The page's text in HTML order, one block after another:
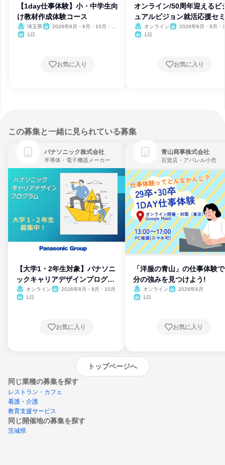
【1day仕事体験】小・中学生向
け教材作成体験コース
埼玉県
2026年8月・9月・10月・11
1日
お気に入り
オンライン/50周年迎えるビ
ュアルビジョン就活応援セ
ー
オンライン
2026年8月・9月・
1日
お気に入り
この募集と一緒に見られている募集
パナソニック株式会社
半導体・電子機器メーカー
【大学1・2年生対象】パナソニ
ックキャリアデザインプログラ
ム
オンライン
2026年8月・9月・10月
1日
お気に入り
青山商事株式会社
百貨店・アパレル小売
「洋服の青山」の仕事体験
分の強みを見つけよう!
オンライン
2026年8月
1日
お気に入り
トップページへ
同じ業種の募集を探す
レストラン・カフェ
看護・介護
教育支援サービス
同じ開催地の募集を探す
茨城県